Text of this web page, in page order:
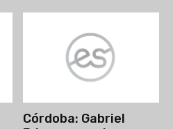
Córdoba: Gabriel